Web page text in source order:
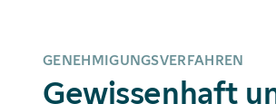
GENEHMIGUNGSVERFAHREN
Gewissenhaft